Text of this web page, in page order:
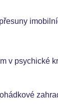
v psychické